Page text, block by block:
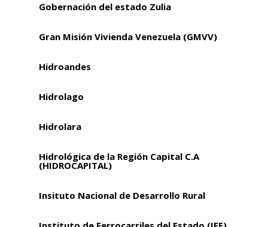
Gobernación del estado Zulia
Gran Misión Vivienda Venezuela (GMVV)
Hidroandes
Hidrolago
Hidrolara
Hidrológica de la Región Capital C.A
(HIDROCAPITAL)
Insituto Nacional de Desarrollo Rural